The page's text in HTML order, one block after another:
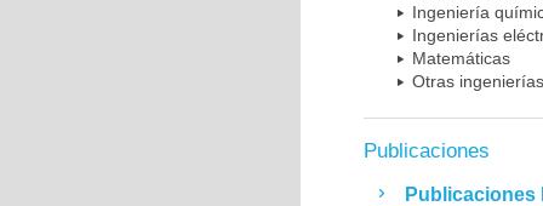
Ingeniería
Ingenierías
Matemáticas
Otras
Publicaciones
Publicaciones